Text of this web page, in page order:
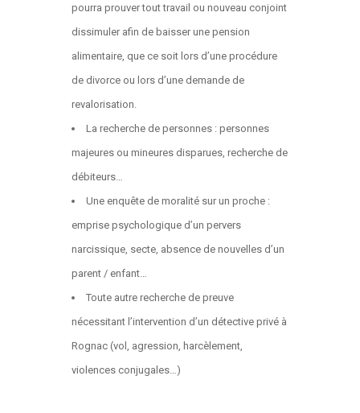
pourra prouver tout travail ou nouveau conjoint
dissimuler afin de baisser une pension
alimentaire, que ce soit lors d’une procédure
de divorce ou lors d’une demande de
revalorisation.
La recherche de personnes : personnes
majeures ou mineures disparues, recherche de
débiteurs…
Une enquête de moralité sur un proche :
emprise psychologique d’un pervers
narcissique, secte, absence de nouvelles d’un
parent / enfant…
Toute autre recherche de preuve
nécessitant l’intervention d’un détective privé à
Rognac (vol, agression, harcèlement,
violences conjugales…)